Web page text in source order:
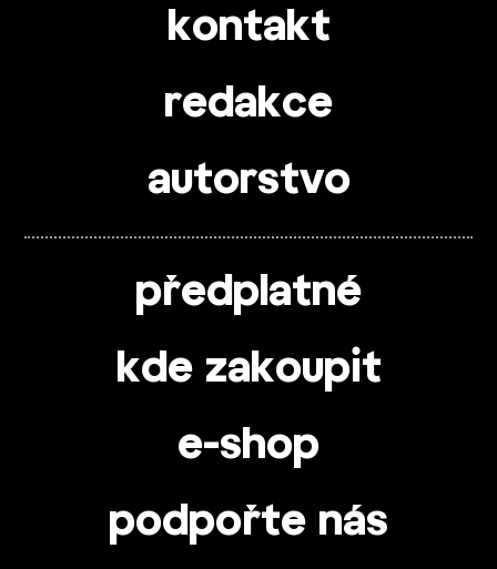
kontakt
redakce
autorstvo
předplatné
kde zakoupit
e-shop
podpořte nás